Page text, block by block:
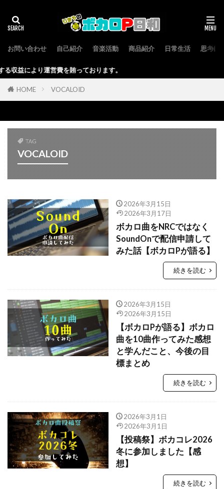
お問い合わせ 自己紹介 音楽活動 商品紹介 日常生活 思考回
り運営費を賄っております。
HOME VOCALOID
TAG
VOCALOID
2026年3月15日
2026年3月17日
ボカロ曲をNRCではなく
SoundOnで配信申請して
みた話【ボカロPが語る】
続きを読む
2026年3月15日
2026年3月15日
【ボカロPが語る】ボカロ
曲を10曲作ってみた感想
と学んだこと、今後の目
標まとめ
続きを読む
2026年3月1日
2026年3月1日
【投稿祭】ボカコレ2026
冬に参加しました【感
想】
続きを読む